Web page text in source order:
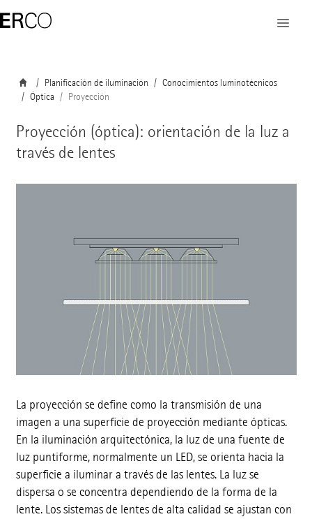
Planificación de iluminación
Conocimientos luminotécnicos
Óptica
Proyección
Proyección (óptica): orientación de la luz a
través de lentes
La proyección se define como la transmisión de una
imagen a una superficie de proyección mediante ópticas.
En la iluminación arquitectónica, la luz de una fuente de
luz puntiforme, normalmente un LED, se orienta hacia la
superficie a iluminar a través de las lentes. La luz se
dispersa o se concentra dependiendo de la forma de la
lente. Los sistemas de lentes de alta calidad se ajustan con